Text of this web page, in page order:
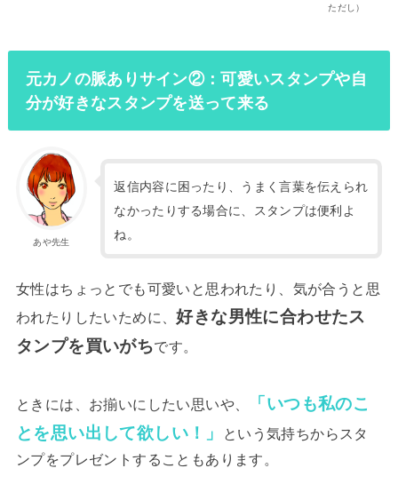
ただし）
元カノの脈ありサイン②：可愛いスタンプや自
分が好きなスタンプを送って来る
あや先生
返信内容に困ったり、うまく言葉を伝えられ
なかったりする場合に、スタンプは便利よ
ね。
女性はちょっとでも可愛いと思われたり、気が合うと思
われたりしたいために、好きな男性に合わせたス
タンプを買いがちです。
ときには、お揃いにしたい思いや、
「いつも私のこ
とを思い出して欲しい！」 という気持ちからスタ
ンプをプレゼントすることもあります。